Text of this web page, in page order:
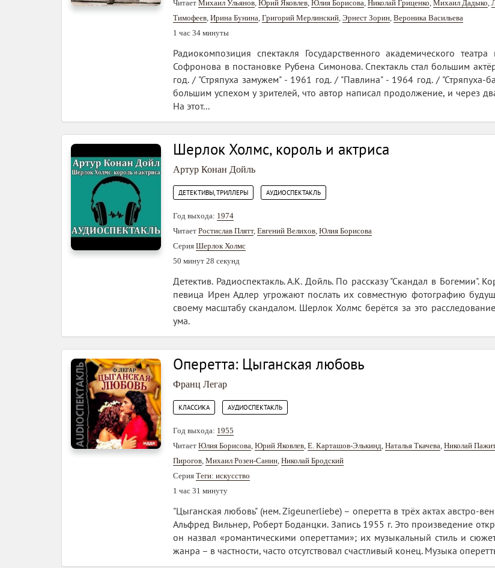
Читает Михаил Ульянов, Юрий Яковлев, Юлия Борисова, Николай Гриценко, Михаил Дадыко,
Тимофеев, Ирина Бунина, Григорий Мерлинский, Эрнест Зорин, Вероника Васильева
1 час 34 минуты
Радиокомпозиция спектакля Государственного академического
Софронова в постановке Рубена Симонова. Спектакль стал большим
год. / "Стряпуха замужем" - 1961 год. / "Павлина" - 1964 год. / "Стряпуха-
большим успехом у зрителей, что автор написал продолжение, и через
На этот...
Шерлок Холмс, король и актриса
Артур Конан Дойль
ДЕТЕКТИВЫ, ТРИЛЛЕРЫ АУДИОСПЕКТАКЛЬ
Год выхода: 1974
Читает Ростислав Плятт, Евгений Велихов, Юлия Борисова
Серия Шерлок Холмс
50 минут 28 секунд
Детектив. Радиоспектакль. А.К. Дойль. По рассказу "Скандал в
певица Ирен Адлер угрожают послать их совместную фотографию
своему масштабу скандалом. Шерлок Холмс берётся за это
ума.
Оперетта: Цыганская любовь
Франц Легар
КЛАССИКА АУДИОСПЕКТАКЛЬ
Год выхода: 1955
Читает Юлия Борисова, Юрий Яковлев, Е. Карташов-Элькинд, Наталья Ткачева, Николай
Пирогов, Михаил Розен-Санин, Николай Бродский
Серия Теги: искусство
1 час 31 минуту
"Цыганская любовь" (нем. Zigeunerliebe) – оперетта в трёх актах австро-
Альфред Вильнер, Роберт Боданцки. Запись 1955 г. Это произведение
он назвал «романтическими опереттами»; их музыкальный стиль и
жанра – в частности, часто отсутствовал счастливый конец. Музыка